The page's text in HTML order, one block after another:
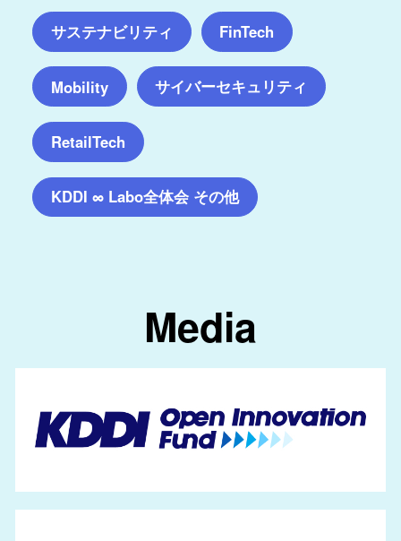
サステナビリティ FinTech
Mobility サイバーセキュリティ
RetailTech
KDDI ∞ Labo全体会 その他
Media